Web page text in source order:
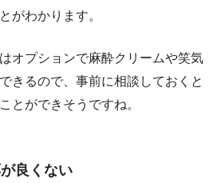
がわかります。
オプションで麻酔クリームや笑気
きるので、事前に相談しておくと
とができそうですね。
良くない